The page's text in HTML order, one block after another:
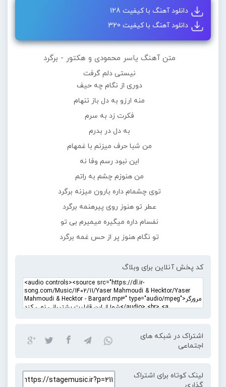
دانلود آهنگ با کیفیت 128
دانلود آهنگ با کیفیت 320
متن آهنگ یاسر محمودی و هکتور - برگرد
نیستی دلم گرفت
دوری از نگام چه حیف
منه ارزو به دل باز تنهام
فکرت زد به سرم
به دل در بدرم
من شبا حرف میزنم با غمهام
این نبود رسم وفا نه
من هنوزم چشم به راتم
توی چشمام داره بارون میزنه برگرد
عطر تو هنوز روی پیرهنمه برگرد
نفسام داره میگیره میمیرم بی تو
تو نگام هنوز پر از حس غمه برگرد
کد پخش آنلاین برای وبلاگ
اشتراک در شبکه های
اجتماعی
لینک کوتاه برای اشتراک